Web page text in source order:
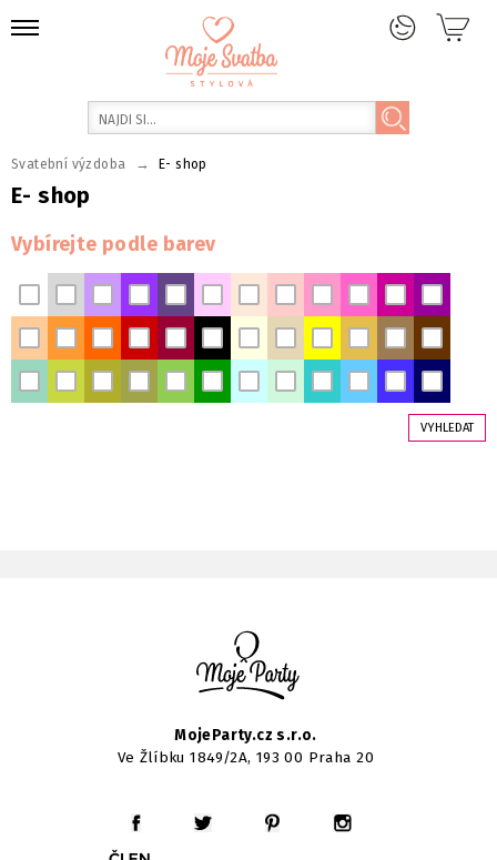
E- shop
Svatební výzdoba → E- shop
Vybírejte podle barev
MojeParty.cz s.r.o.
Ve Žlíbku 1849/2A, 193 00 Praha 20